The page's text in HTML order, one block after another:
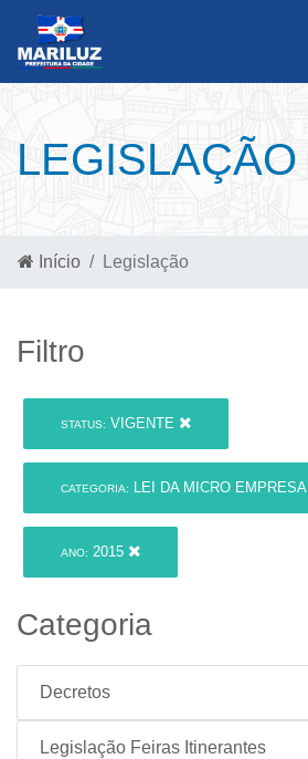
LEGISLAÇÃO
Início Legislação
Filtro
STATUS: VIGENTE
CATEGORIA: LEI DA MICRO EMPRESA
ANO: 2015
Categoria
Decretos
Legislação Feiras Itinerantes